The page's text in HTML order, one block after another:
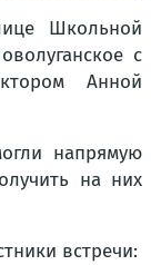
Школьной
с
Анной
напрямую
на них
встречи: